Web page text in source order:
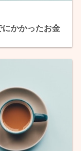
にかかったお金